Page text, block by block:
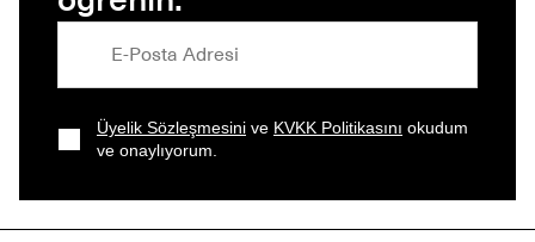
Üyelik Sözleşmesini ve KVKK Politikasını okudum
ve onaylıyorum.